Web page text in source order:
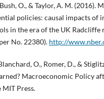
O., & Taylor, A. M. (2016).
policies: causal impacts of
in the era of the UK Radcliffe
No. 22380). http://
O., Romer, D., &
Macroeconomic Policy
MIT Press.